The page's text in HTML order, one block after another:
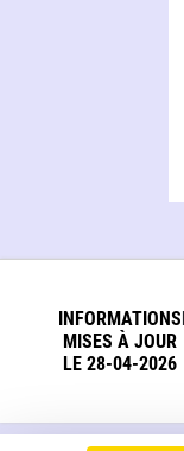
INFORMATIONS
MISES À JOUR
LE 28-04-2026